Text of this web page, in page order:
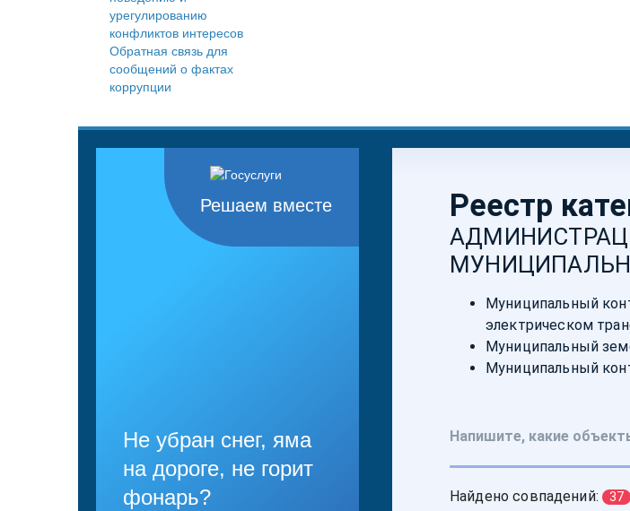
урегулированию
конфликтов интересов
Обратная связь для
сообщений о фактах
коррупции
Решаем вместе
Не убран снег, яма
на дороге, не горит
фонарь?